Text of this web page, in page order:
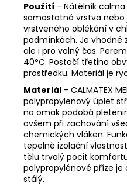
Použití - Nátělník calma
samostatná vrstva nebo
vrstveného oblékání v
podmínkách. Je vhodné
ale i pro volný čas.
40°C. Postačí třetina
prostředku. Materiál je
Materiál - CALMATEX
polypropylenový úplet
na omak podobá
ovšem při zachování
chemických vláken.
tepelně izolační
tělu trvalý pocit
polypropylénové příze
stálý.